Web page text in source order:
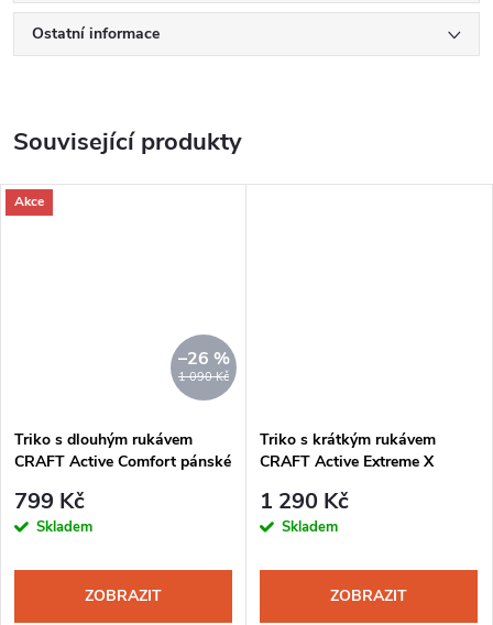
Ostatní informace
Související produkty
Akce
1 090 Kč
–26 %
Triko s dlouhým rukávem
CRAFT Active Comfort pánské
799 Kč
Skladem
ZOBRAZIT
Triko s krátkým rukávem
CRAFT Active Extreme X
1 290 Kč
Skladem
ZOBRAZIT